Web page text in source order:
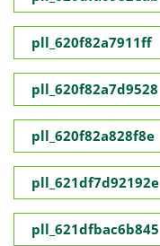
pll_620f82a7911ff
pll_620f82a7d9528
pll_620f82a828f8e
pll_621df7d92192e
pll_621dfbac6b845